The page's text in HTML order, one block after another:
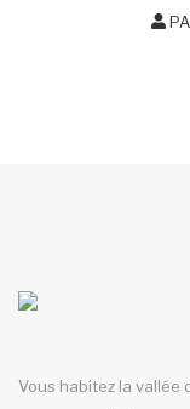
Vous habitez la vallée